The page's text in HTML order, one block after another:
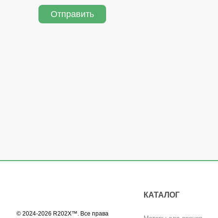
Отправить
© 2024-2026 R202X™. Все права
КАТАЛОГ